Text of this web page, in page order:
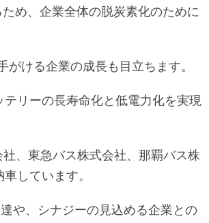
め、企業全体の脱炭素化のために
ける企業の成長も目立ちます。
リーの長寿命化と低電力化を実現
、東急バス株式会社、那覇バス株
しています。
や、シナジーの見込める企業との